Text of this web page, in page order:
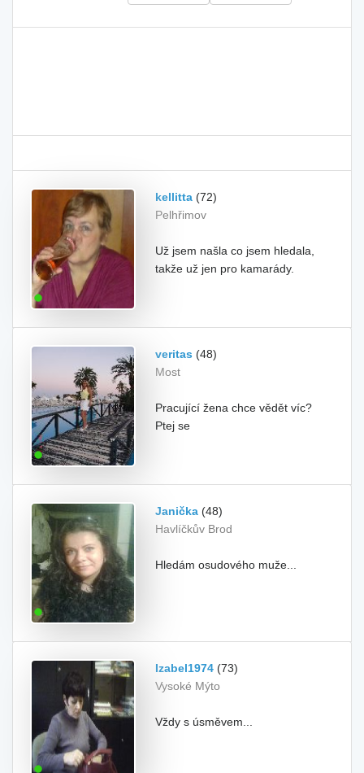
kellitta (72)
Pelhřimov
Už jsem našla co jsem hledala,
takže už jen pro kamarády.
veritas (48)
Most
Pracující žena chce vědět víc?
Ptej se
Janička (48)
Havlíčkův Brod
Hledám osudového muže...
Izabel1974 (73)
Vysoké Mýto
Vždy s úsměvem...